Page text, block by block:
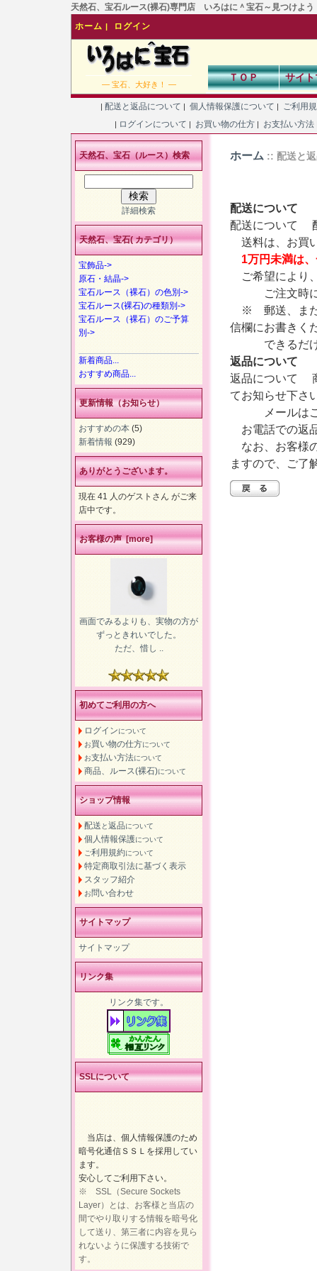
天然石、宝石ルース(裸石)専門店 いろはに＾宝石～見つけよ
ホーム | ログイン
― 宝石、大好き！ ―
ＴＯＰ サイ
| 配送と返品について | 個人情報保護について | ご利用
| ログインについて | お買い物の仕方 | お支払い方法
ホーム :: 配送と
配送について
配送について
送料は、お買
1万円未満は
ご希望により
ご注文時に
※ 郵送、また
信欄にお書きく
できるだけ
返品について
返品について
てお知らせ下さ
メールはこ
お電話での返
なお、お客様
ますので、ご了
天然石、宝石（ルース）検索
詳細検索
天然石、宝石( カテゴリ）
宝飾品->
原石・結晶->
宝石ルース（裸石）の色別->
宝石ルース(裸石)の種類別->
宝石ルース（裸石）のご予算
別->
新着商品...
おすすめ商品...
更新情報（お知らせ）
おすすめの本 (5)
新着情報 (929)
ありがとうございます。
現在 41 人のゲストさん がご来
店中です。
お客様の声 [more]
画面でみるよりも、実物の方が
ずっときれいでした。
ただ、惜し ..
初めてご利用の方へ
ログインについて
お買い物の仕方について
お支払い方法について
商品、ルース(裸石)について
ショップ情報
配送 と返品について
個人情報保護について
ご利用規約について
特定商取引法に基づく表示
スタッフ紹介
お問い合わせ
サイトマップ
サイトマップ
リンク集
リンク集です。
SSLについて
当店は、個人情報保護のため
暗号化通信ＳＳＬを採用してい
ます。
安心してご利用下さい。
※ SSL（Secure Sockets
Layer）とは、お客様と当店の
間でやり取りする情報を暗号化
して送り、第三者に内容を見ら
れないように保護する技術で
す。